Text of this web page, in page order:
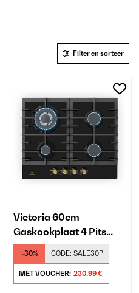
Filter en sorteer
Victoria 60cm
Gaskookplaat 4 Pits
Zwart
-30% CODE: SALE30P
MET VOUCHER: 230,99 €